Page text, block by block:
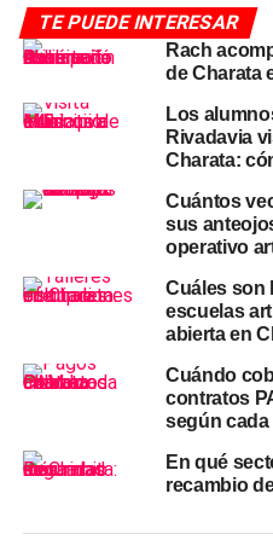
B° San Martín
B° Mocobí
B° Malvinas
B° Don Elías
Quinta Canella
B° Las Calandrias
Quinta Pirulo Ríos
Quinta Rasich
TE PUEDE INTERESAR
Rach
de Charata
Los
Rivadavia
Charata:
Cuántos
sus
operativo
Cuáles son
escuelas
abierta en
Cuándo
contratos
según cada
En qué
recambio